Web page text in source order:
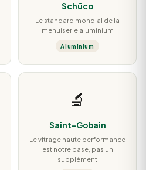
Schüco
Le standard mondial de la
menuiserie aluminium
Aluminium
🔬
Saint-Gobain
Le vitrage haute performance
est notre base, pas un
supplément